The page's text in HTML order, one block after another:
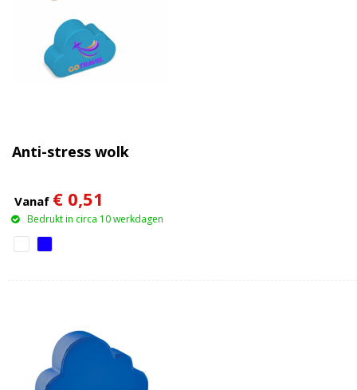
Anti-stress wolk
Vanaf € 0,51
Bedrukt in circa 10 werkdagen